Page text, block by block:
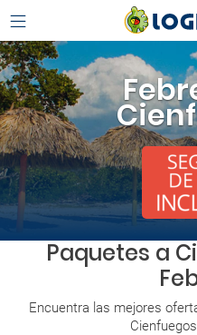
Paquetes a
Encuentra las mejores